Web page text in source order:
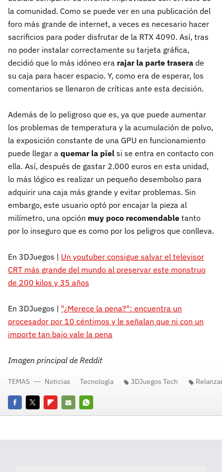
la comunidad. Como se puede ver en una publicación del
foro más grande de internet, a veces es necesario hacer
sacrificios para poder disfrutar de la RTX 4090. Así, tras
no poder instalar correctamente su tarjeta gráfica,
decidió que lo más idóneo era rajar la parte trasera de
su caja para hacer espacio. Y, como era de esperar, los
comentarios se llenaron de críticas ante esta decisión.
Además de lo peligroso que es, ya que puede aumentar
los problemas de temperatura y la acumulación de polvo,
la exposición constante de una GPU en funcionamiento
puede llegar a quemar la piel si se entra en contacto con
ella. Así, después de gastar 2.000 euros en esta unidad,
lo más lógico es realizar un pequeño desembolso para
adquirir una caja más grande y evitar problemas. Sin
embargo, este usuario optó por encajar la pieza al
milímetro, una opción muy poco recomendable tanto
por lo inseguro que es como por los peligros que conlleva.
En 3DJuegos | Un youtuber consigue salvar el televisor
CRT más grande del mundo al preservar este monstruo
de 200 kilos y 35 años
En 3DJuegos | "¿Merece la pena?": encuentra un
procesador por 10 céntimos y le señalan que ni con un
importe tan bajo vale la pena
Imagen principal de Reddit
FacebookTwitterFlipboard
E-
Whatsapp
TEMAS Noticias Tecnología 3DJuegos Tech